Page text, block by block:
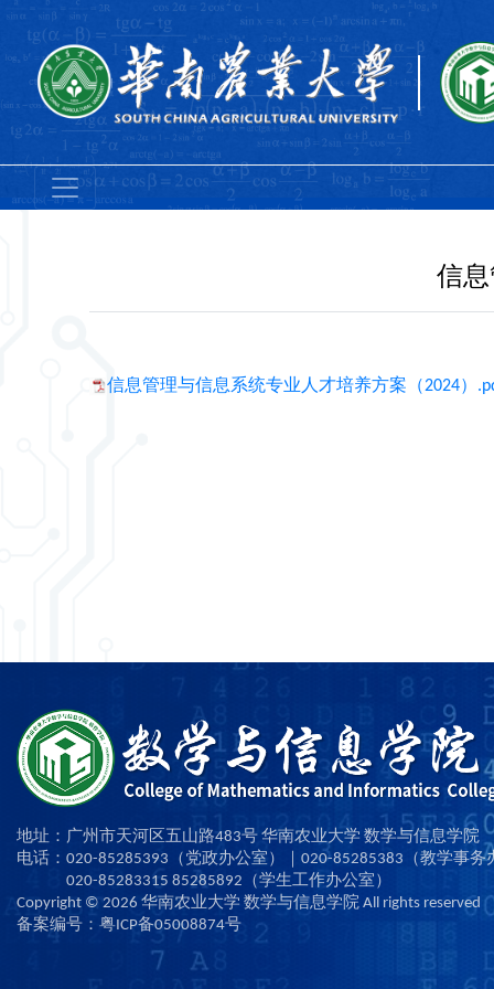
信
信息管理与信息系统专业人才培养方案（2024）
地址：广州市天河区五山路483号 华南农业大学 数学与信息学院
电话：020-85285393（党政办公室）｜020-85285383（教学事务
020-85283315 85285892（学生工作办公室）
Copyright © 2026 华南农业大学 数学与信息学院 All rights reserved
备案编号：粤ICP备05008874号